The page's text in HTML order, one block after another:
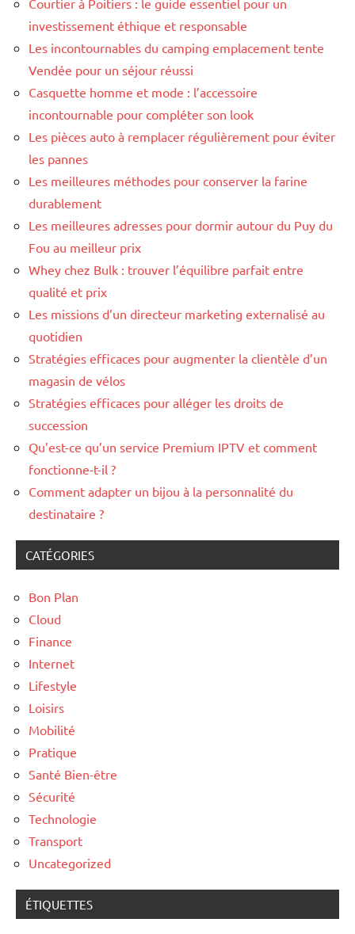
Courtier à Poitiers : le guide essentiel pour un
investissement éthique et responsable
Les incontournables du camping emplacement tente
Vendée pour un séjour réussi
Casquette homme et mode : l’accessoire
incontournable pour compléter son look
Les pièces auto à remplacer régulièrement pour éviter
les pannes
Les meilleures méthodes pour conserver la farine
durablement
Les meilleures adresses pour dormir autour du Puy du
Fou au meilleur prix
Whey chez Bulk : trouver l’équilibre parfait entre
qualité et prix
Les missions d’un directeur marketing externalisé au
quotidien
Stratégies efficaces pour augmenter la clientèle d’un
magasin de vélos
Stratégies efficaces pour alléger les droits de
succession
Qu’est-ce qu’un service Premium IPTV et comment
fonctionne-t-il ?
Comment adapter un bijou à la personnalité du
destinataire ?
CATÉGORIES
Bon Plan
Cloud
Finance
Internet
Lifestyle
Loisirs
Mobilité
Pratique
Santé Bien-être
Sécurité
Technologie
Transport
Uncategorized
ÉTIQUETTES